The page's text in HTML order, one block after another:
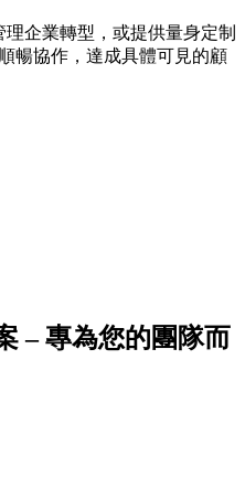
企業轉型，或提供量身定制
暢協作，達成具體可見的顧
– 專為您的團隊而